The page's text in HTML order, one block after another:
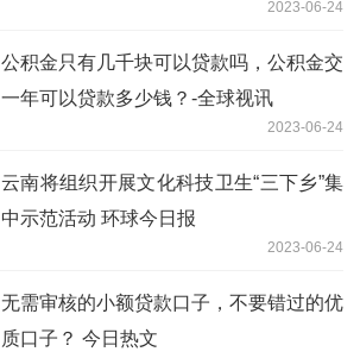
2023-06-24
公积金只有几千块可以贷款吗，公积金交
一年可以贷款多少钱？-全球视讯
2023-06-24
云南将组织开展文化科技卫生“三下乡”集
中示范活动 环球今日报
2023-06-24
无需审核的小额贷款口子，不要错过的优
质口子？ 今日热文